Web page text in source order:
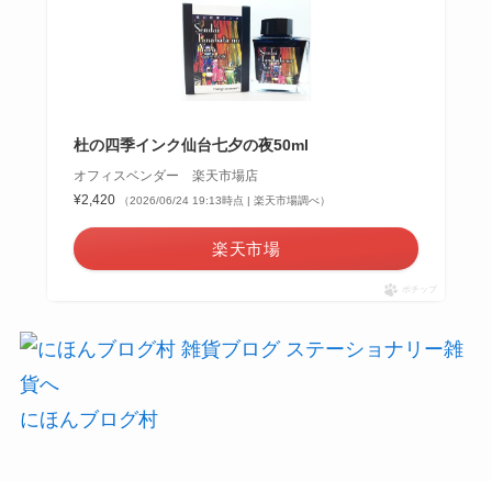
杜の四季インク仙台七夕の夜50ml
オフィスベンダー 楽天市場店
¥2,420
（2026/06/24 19:13時点 | 楽天市場調べ）
楽天市場
ポチップ
にほんブログ村